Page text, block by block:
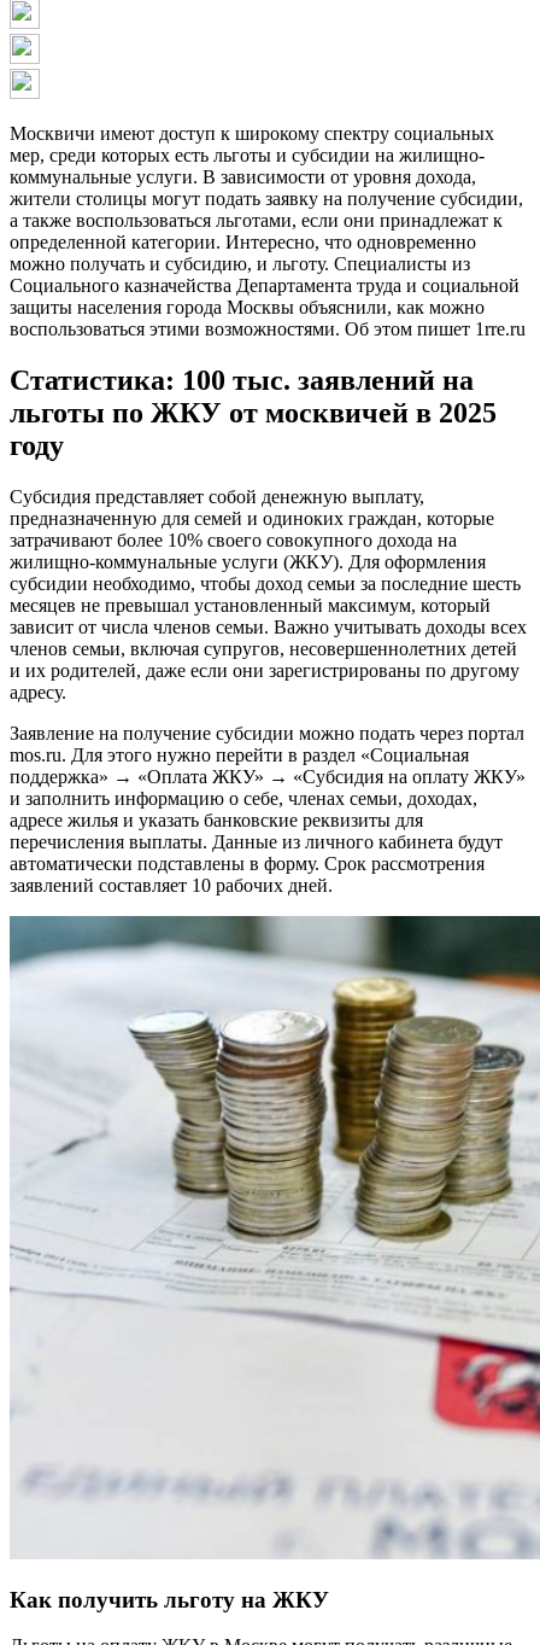
Москвичи имеют доступ к широкому спектру социальных
мер, среди которых есть льготы и субсидии на жилищно-
коммунальные услуги. В зависимости от уровня дохода,
жители столицы могут подать заявку на получение субсидии,
а также воспользоваться льготами, если они принадлежат к
определенной категории. Интересно, что одновременно
можно получать и субсидию, и льготу. Специалисты из
Социального казначейства Департамента труда и социальной
защиты населения города Москвы объяснили, как можно
воспользоваться этими возможностями. Об этом пишет 1rre.ru
Статистика: 100 тыс. заявлений на
льготы по ЖКУ от москвичей в 2025
году
Субсидия представляет собой денежную выплату,
предназначенную для семей и одиноких граждан, которые
затрачивают более 10% своего совокупного дохода на
жилищно-коммунальные услуги (ЖКУ). Для оформления
субсидии необходимо, чтобы доход семьи за последние шесть
месяцев не превышал установленный максимум, который
зависит от числа членов семьи. Важно учитывать доходы всех
членов семьи, включая супругов, несовершеннолетних детей
и их родителей, даже если они зарегистрированы по другому
адресу.
Заявление на получение субсидии можно подать через портал
mos.ru. Для этого нужно перейти в раздел «Социальная
поддержка» → «Оплата ЖКУ» → «Субсидия на оплату ЖКУ»
и заполнить информацию о себе, членах семьи, доходах,
адресе жилья и указать банковские реквизиты для
перечисления выплаты. Данные из личного кабинета будут
автоматически подставлены в форму. Срок рассмотрения
заявлений составляет 10 рабочих дней.
Как получить льготу на ЖКУ